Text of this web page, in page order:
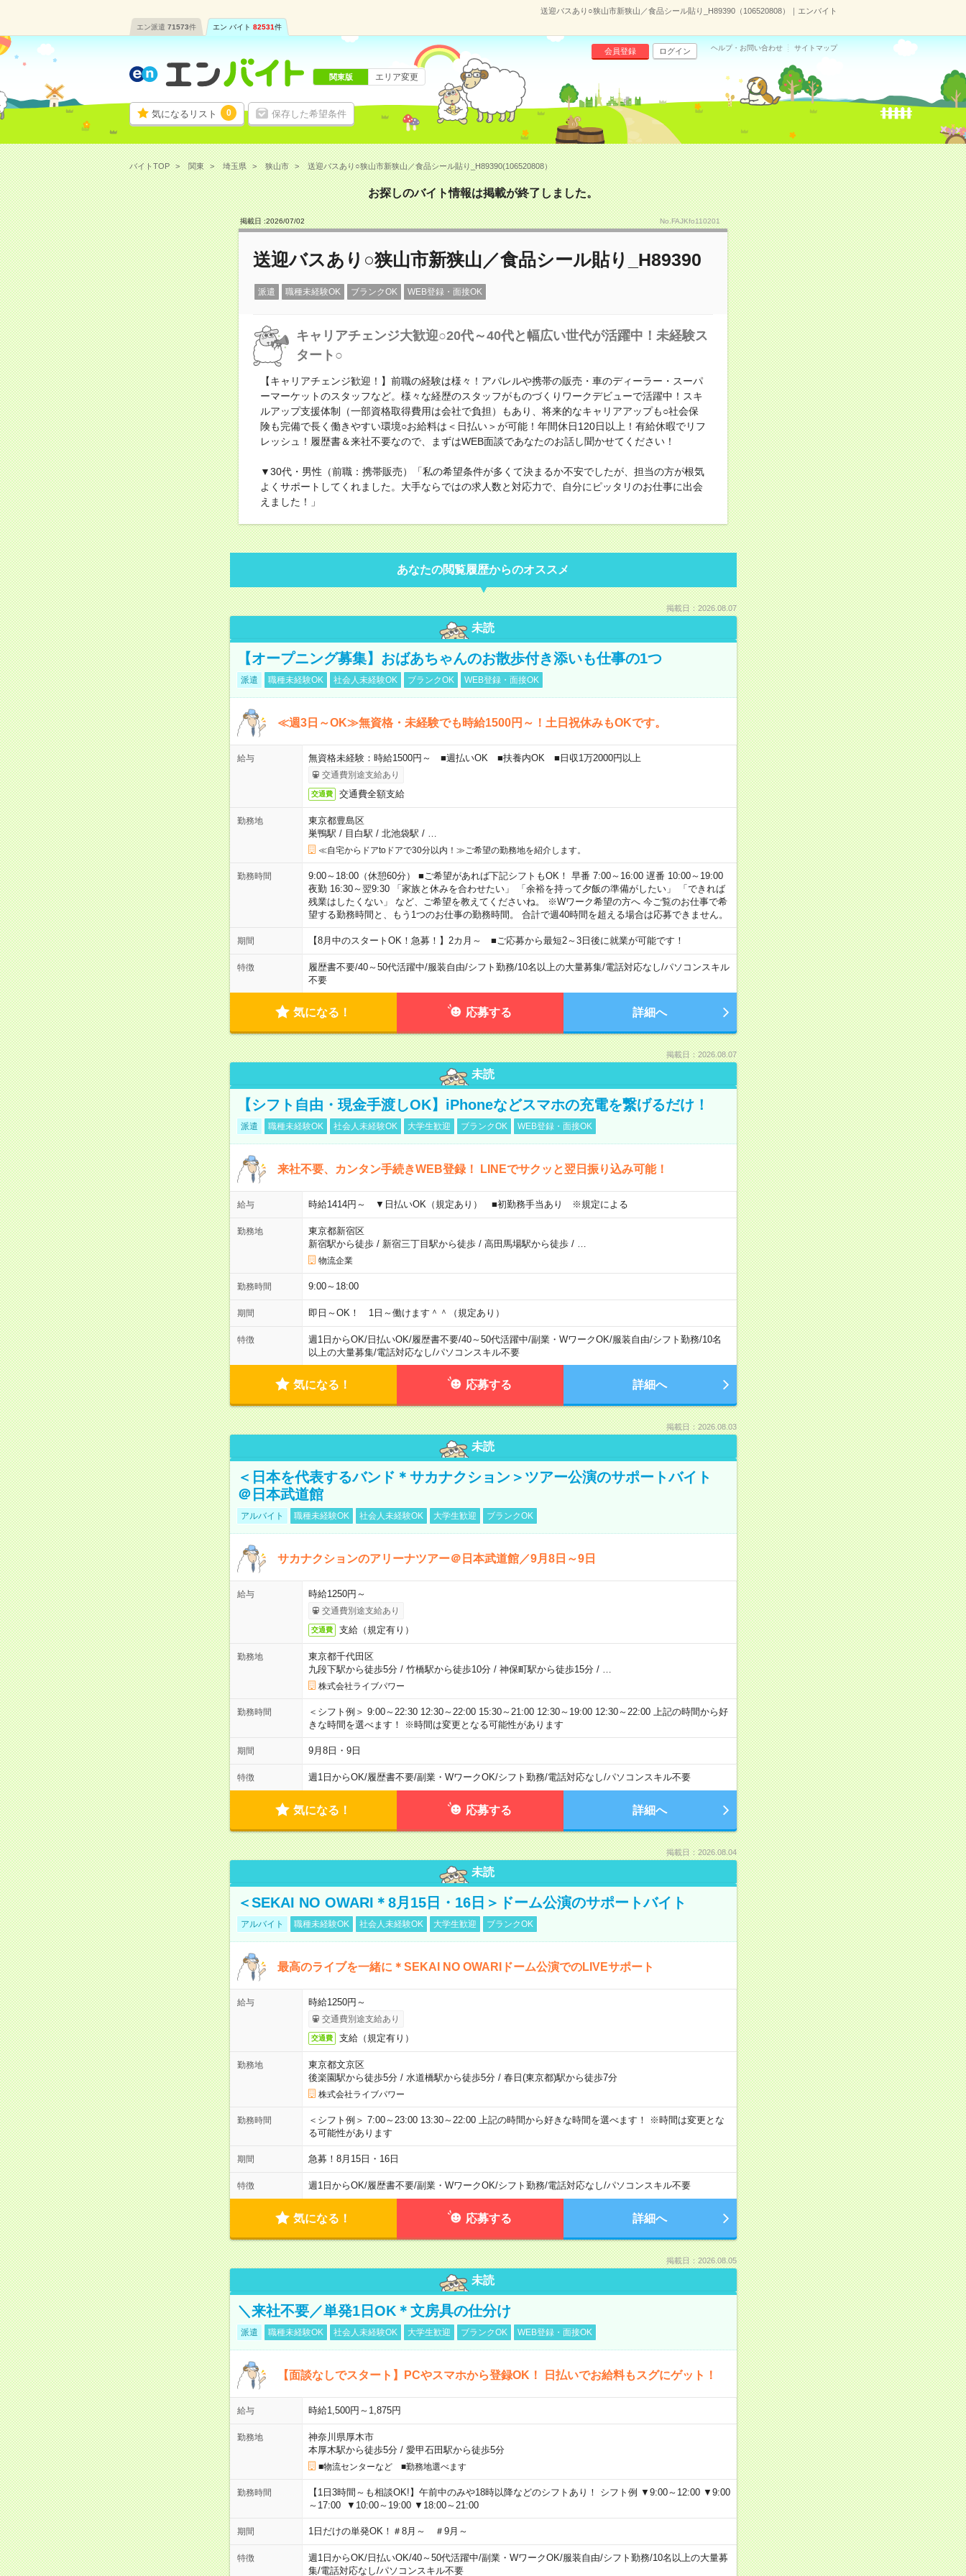
送迎バスあり○狭山市新狭山／食品シール貼り_H89390（106520808）｜エンバイト
エン派遣 71573件 エン バイト 82531件
気になるリスト 0 保存した希望条件
会員登録 ログイン ヘルプ・お問い合わせ サイトマップ
関東版 エリア変更
バイトTOP 関東 埼玉県 狭山市 送迎バスあり○狭山市新狭山／食品シール貼り_H89390(106520808）
お探しのバイト情報は掲載が終了しました。
掲載日 :2026/07/02 No.FAJKfo110201
送迎バスあり○狭山市新狭山／食品シール貼り_H89390
派遣 職種未経験OK ブランクOK WEB登録・面接OK
キャリアチェンジ大歓迎○20代～40代と幅広い世代が活躍中！未経験ス
タート○
【キャリアチェンジ歓迎！】前職の経験は様々！アパレルや携帯の販売・車のディーラー・スーパ
ーマーケットのスタッフなど。様々な経歴のスタッフがものづくりワークデビューで活躍中！スキ
ルアップ支援体制（一部資格取得費用は会社で負担）もあり、将来的なキャリアアップも○社会保
険も完備で長く働きやすい環境○お給料は＜日払い＞が可能！年間休日120日以上！有給休暇でリフ
レッシュ！履歴書＆来社不要なので、まずはWEB面談であなたのお話し聞かせてください！
▼30代・男性（前職：携帯販売）「私の希望条件が多くて決まるか不安でしたが、担当の方が根気
よくサポートしてくれました。大手ならではの求人数と対応力で、自分にピッタリのお仕事に出会
えました！」
あなたの閲覧履歴からのオススメ
掲載日：2026.08.07
未読
【オープニング募集】おばあちゃんのお散歩付き添いも仕事の1つ
派遣 職種未経験OK 社会人未経験OK ブランクOK WEB登録・面接OK
≪週3日～OK≫無資格・未経験でも時給1500円～！土日祝休みもOKです。
給与 無資格未経験：時給1500円～ ■週払いOK ■扶養内OK ■日収1万2000円以上
交通費別途支給あり
交通費 交通費全額支給
勤務地
東京都豊島区
巣鴨駅 / 目白駅 / 北池袋駅 /
≪自宅からドアtoドアで30分以内！≫ご希望の勤務地を紹介します。
勤務時間
9:00～18:00（休憩60分） ■ご希望があれば下記シフトもOK！ 早番 7:00～16:00 遅番 10:00～19:00
夜勤 16:30～翌9:30 「家族と休みを合わせたい」 「余裕を持って夕飯の準備がしたい」 「できれば
残業はしたくない」 など、ご希望を教えてくださいね。 ※Wワーク希望の方へ 今ご覧のお仕事で希
望する勤務時間と、もう1つのお仕事の勤務時間。 合計で週40時間を超える場合は応募できません。
期間 【8月中のスタートOK！急募！】2カ月～ ■ご応募から最短2～3日後に就業が可能です！
特徴 履歴書不要/40～50代活躍中/服装自由/シフト勤務/10名以上の大量募集/電話対応なし/パソコンスキル
不要
気になる！ 応募する 詳細へ
掲載日：2026.08.07
未読
【シフト自由・現金手渡しOK】iPhoneなどスマホの充電を繋げるだけ！
派遣 職種未経験OK 社会人未経験OK 大学生歓迎 ブランクOK WEB登録・面接OK
来社不要、カンタン手続きWEB登録！ LINEでサクッと翌日振り込み可能！
給与 時給1414円～ ▼日払いOK（規定あり） ■初勤務手当あり ※規定による
勤務地
東京都新宿区
新宿駅から徒歩/ 新宿三丁目駅から徒歩/ 高田馬場駅から徒歩/
物流企業
勤務時間 9:00～18:00
期間 即日～OK！ 1日～働けます＾＾（規定あり）
特徴 週1日からOK/日払いOK/履歴書不要/40～50代活躍中/副業・WワークOK/服装自由/シフト勤務/10名
以上の大量募集/電話対応なし/パソコンスキル不要
気になる！ 応募する 詳細へ
掲載日：2026.08.03
未読
＜日本を代表するバンド＊サカナクション＞ツアー公演のサポートバイト
＠日本武道館
アルバイト 職種未経験OK 社会人未経験OK 大学生歓迎 ブランクOK
サカナクションのアリーナツアー＠日本武道館／9月8日～9日
給与 時給1250円～
交通費別途支給あり
交通費 支給（規定有り）
勤務地
東京都千代田区
九段下駅から徒歩5分/ 竹橋駅から徒歩10分/ 神保町駅から徒歩15分/
株式会社ライブパワー
勤務時間
＜シフト例＞ 9:00～22:30 12:30～22:00 15:30～21:00 12:30～19:00 12:30～22:00 上記の時間から好
きな時間を選べます！ ※時間は変更となる可能性があります
期間 9月8日・9日
特徴 週1日からOK/履歴書不要/副業・WワークOK/シフト勤務/電話対応なし/パソコンスキル不要
気になる！ 応募する 詳細へ
掲載日：2026.08.04
未読
＜SEKAI NO OWARI＊8月15日・16日＞ドーム公演のサポートバイト
アルバイト 職種未経験OK 社会人未経験OK 大学生歓迎 ブランクOK
最高のライブを一緒に＊SEKAI NO OWARIドーム公演でのLIVEサポート
給与 時給1250円～
交通費別途支給あり
交通費 支給（規定有り）
勤務地
東京都文京区
後楽園駅から徒歩5分/ 水道橋駅から徒歩5分/ 春日(東京都)駅から徒歩7分
株式会社ライブパワー
勤務時間
＜シフト例＞ 7:00～23:00 13:30～22:00 上記の時間から好きな時間を選べます！ ※時間は変更とな
る可能性があります
期間 急募！8月15日・16日
特徴 週1日からOK/履歴書不要/副業・WワークOK/シフト勤務/電話対応なし/パソコンスキル不要
気になる！ 応募する 詳細へ
掲載日：2026.08.05
未読
＼来社不要／単発1日OK＊文房具の仕分け
派遣 職種未経験OK 社会人未経験OK 大学生歓迎 ブランクOK WEB登録・面接OK
【面談なしでスタート】PCやスマホから登録OK！ 日払いでお給料もスグにゲット！
給与 時給1,500円～1,875円
勤務地
神奈川県厚木市
本厚木駅から徒歩5分/ 愛甲石田駅から徒歩5分
■物流センターなど ■勤務地選べます
勤務時間
【1日3時間～も相談OK!】午前中のみや18時以降などのシフトあり！ シフト例 ▼9:00～12:00 ▼9:00
～17:00 ▼10:00～19:00 ▼18:00～21:00
期間 1日だけの単発OK！＃8月～ ＃9月～
特徴 週1日からOK/日払いOK/40～50代活躍中/副業・WワークOK/服装自由/シフト勤務/10名以上の大量募
集/電話対応なし/パソコンスキル不要